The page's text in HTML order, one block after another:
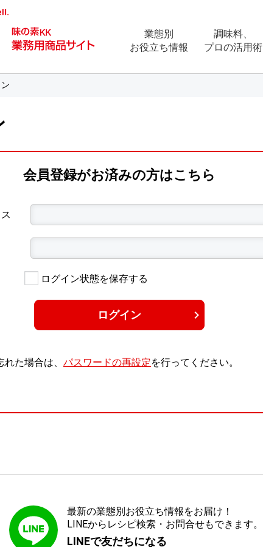
業態別
お役立ち情報
調味料、
プロの活用術
会員登録がお済みの⽅はこちら
ログイン状態を保存する
た場合は、 パスワードの再設定を⾏ってください。
最新の業態別お役立ち情報をお届け！
LINEからレシピ検索・お問合せもできます。
LINEで友だちになる